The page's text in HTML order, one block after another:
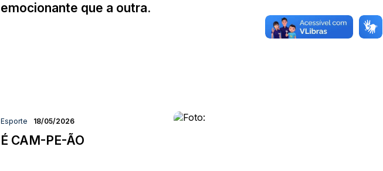
emocionante que a outra.
Esporte 18/05/2026
É CAM-PE-ÃO